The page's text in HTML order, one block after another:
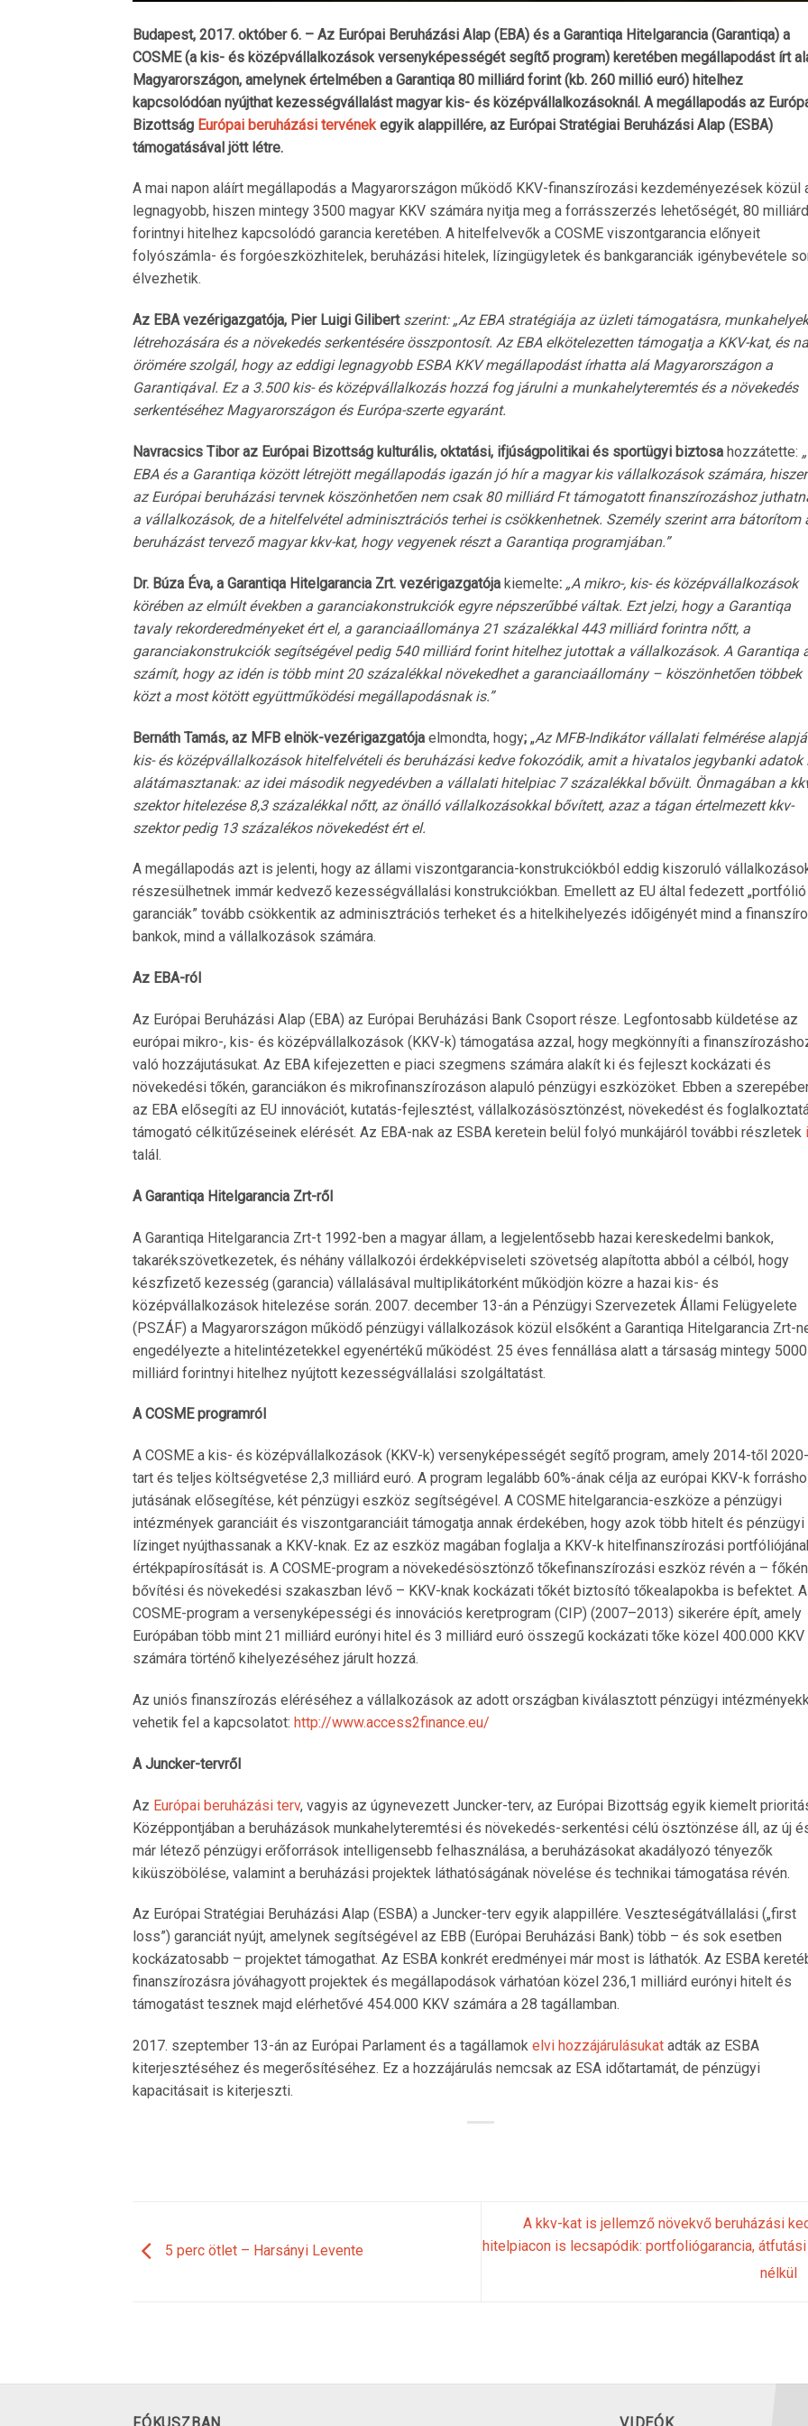
Budapest, 2017. október 6. – Az Európai Beruházási Alap (EBA) és a Garantiqa Hitelgarancia (Garantiqa) a
COSME (a kis- és középvállalkozások versenyképességét segítő program) keretében megállapodást írt
Magyarországon, amelynek értelmében a Garantiqa 80 milliárd forint (kb. 260 millió euró) hitelhez
kapcsolódóan nyújthat kezességvállalást magyar kis- és középvállalkozásoknál. A megállapodás az
Bizottság Európai beruházási tervének egyik alappillére, az Európai Stratégiai Beruházási Alap (ESBA)
támogatásával jött létre.
A mai napon aláírt megállapodás a Magyarországon működő KKV-finanszírozási kezdeményezések közül
legnagyobb, hiszen mintegy 3500 magyar KKV számára nyitja meg a forrásszerzés lehetőségét, 80 milliárd
forintnyi hitelhez kapcsolódó garancia keretében. A hitelfelvevők a COSME viszontgarancia előnyeit
folyószámla- és forgóeszközhitelek, beruházási hitelek, lízingügyletek és bankgaranciák igénybevétele
élvezhetik.
Az EBA vezérigazgatója, Pier Luigi Gilibert szerint: „Az EBA stratégiája az üzleti támogatásra, munkahelyek
létrehozására és a növekedés serkentésére összpontosít. Az EBA elkötelezetten támogatja a KKV-kat, és
örömére szolgál, hogy az eddigi legnagyobb ESBA KKV megállapodást írhatta alá Magyarországon a
Garantiqával. Ez a 3.500 kis- és középvállalkozás hozzá fog járulni a munkahelyteremtés és a növekedés
serkentéséhez Magyarországon és Európa-szerte egyaránt.
Navracsics Tibor az Európai Bizottság kulturális, oktatási, ifjúságpolitikai és sportügyi biztosa hozzátette:
EBA és a Garantiqa között létrejött megállapodás igazán jó hír a magyar kis vállalkozások számára,
az Európai beruházási tervnek köszönhetően nem csak 80 milliárd Ft támogatott finanszírozáshoz
a vállalkozások, de a hitelfelvétel adminisztrációs terhei is csökkenhetnek. Személy szerint arra bátorítom
beruházást tervező magyar kkv-kat, hogy vegyenek részt a Garantiqa programjában.”
Dr. Búza Éva, a Garantiqa Hitelgarancia Zrt. vezérigazgatója kiemelte: „A mikro-, kis- és középvállalkozások
körében az elmúlt években a garanciakonstrukciók egyre népszerűbbé váltak. Ezt jelzi, hogy a Garantiqa
tavaly rekorderedményeket ért el, a garanciaállománya 21 százalékkal 443 milliárd forintra nőtt, a
garanciakonstrukciók segítségével pedig 540 milliárd forint hitelhez jutottak a vállalkozások. A Garantiqa
számít, hogy az idén is több mint 20 százalékkal növekedhet a garanciaállomány – köszönhetően többek
közt a most kötött együttműködési megállapodásnak is.”
Bernáth Tamás, az MFB elnök-vezérigazgatója elmondta, hogy; „Az MFB-Indikátor vállalati felmérése
kis- és középvállalkozások hitelfelvételi és beruházási kedve fokozódik, amit a hivatalos jegybanki adatok
alátámasztanak: az idei második negyedévben a vállalati hitelpiac 7 százalékkal bővült. Önmagában a
szektor hitelezése 8,3 százalékkal nőtt, az önálló vállalkozásokkal bővített, azaz a tágan értelmezett kkv-
szektor pedig 13 százalékos növekedést ért el.
A megállapodás azt is jelenti, hogy az állami viszontgarancia-konstrukciókból eddig kiszoruló
részesülhetnek immár kedvező kezességvállalási konstrukciókban. Emellett az EU által fedezett „portfólió
garanciák” tovább csökkentik az adminisztrációs terheket és a hitelkihelyezés időigényét mind a
bankok, mind a vállalkozások számára.
Az EBA-ról
Az Európai Beruházási Alap (EBA) az Európai Beruházási Bank Csoport része. Legfontosabb küldetése az
európai mikro-, kis- és középvállalkozások (KKV-k) támogatása azzal, hogy megkönnyíti a
való hozzájutásukat. Az EBA kifejezetten e piaci szegmens számára alakít ki és fejleszt kockázati és
növekedési tőkén, garanciákon és mikrofinanszírozáson alapuló pénzügyi eszközöket. Ebben a
az EBA elősegíti az EU innovációt, kutatás-fejlesztést, vállalkozásösztönzést, növekedést és
támogató célkitűzéseinek elérését. Az EBA-nak az ESBA keretein belül folyó munkájáról további részletek
talál.
A Garantiqa Hitelgarancia Zrt-ről
A Garantiqa Hitelgarancia Zrt-t 1992-ben a magyar állam, a legjelentősebb hazai kereskedelmi bankok,
takarékszövetkezetek, és néhány vállalkozói érdekképviseleti szövetség alapította abból a célból, hogy
készfizető kezesség (garancia) vállalásával multiplikátorként működjön közre a hazai kis- és
középvállalkozások hitelezése során. 2007. december 13-án a Pénzügyi Szervezetek Állami Felügyelete
(PSZÁF) a Magyarországon működő pénzügyi vállalkozások közül elsőként a Garantiqa Hitelgarancia Zrt-
engedélyezte a hitelintézetekkel egyenértékű működést. 25 éves fennállása alatt a társaság mintegy 5000
milliárd forintnyi hitelhez nyújtott kezességvállalási szolgáltatást.
A COSME programról
A COSME a kis- és középvállalkozások (KKV-k) versenyképességét segítő program, amely 2014-től
tart és teljes költségvetése 2,3 milliárd euró. A program legalább 60%-ának célja az európai KKV-k
jutásának elősegítése, két pénzügyi eszköz segítségével. A COSME hitelgarancia-eszköze a pénzügyi
intézmények garanciáit és viszontgaranciáit támogatja annak érdekében, hogy azok több hitelt és pénzügyi
lízinget nyújthassanak a KKV-knak. Ez az eszköz magában foglalja a KKV-k hitelfinanszírozási
értékpapírosítását is. A COSME-program a növekedésösztönző tőkefinanszírozási eszköz révén a –
bővítési és növekedési szakaszban lévő – KKV-knak kockázati tőkét biztosító tőkealapokba is befektet. A
COSME-program a versenyképességi és innovációs keretprogram (CIP) (2007–2013) sikerére épít, amely
Európában több mint 21 milliárd eurónyi hitel és 3 milliárd euró összegű kockázati tőke közel 400.000 KKV
számára történő kihelyezéséhez járult hozzá.
Az uniós finanszírozás eléréséhez a vállalkozások az adott országban kiválasztott pénzügyi
vehetik fel a kapcsolatot: http://www.access2finance.eu/
A Juncker-tervről
Az Európai beruházási terv, vagyis az úgynevezett Juncker-terv, az Európai Bizottság egyik kiemelt
Középpontjában a beruházások munkahelyteremtési és növekedés-serkentési célú ösztönzése áll, az új
már létező pénzügyi erőforrások intelligensebb felhasználása, a beruházásokat akadályozó tényezők
kiküszöbölése, valamint a beruházási projektek láthatóságának növelése és technikai támogatása révén.
Az Európai Stratégiai Beruházási Alap (ESBA) a Juncker-terv egyik alappillére. Veszteségátvállalási („first
loss”) garanciát nyújt, amelynek segítségével az EBB (Európai Beruházási Bank) több – és sok esetben
kockázatosabb – projektet támogathat. Az ESBA konkrét eredményei már most is láthatók. Az ESBA
finanszírozásra jóváhagyott projektek és megállapodások várhatóan közel 236,1 milliárd eurónyi hitelt és
támogatást tesznek majd elérhetővé 454.000 KKV számára a 28 tagállamban.
2017. szeptember 13-án az Európai Parlament és a tagállamok elvi hozzájárulásukat adták az ESBA
kiterjesztéséhez és megerősítéséhez. Ez a hozzájárulás nemcsak az ESA időtartamát, de pénzügyi
kapacitásait is kiterjeszti.
5 perc ötlet – Harsányi Levente
A kkv-kat is jellemző növekvő beruházási
hitelpiacon is lecsapódik: portfoliógarancia,
nélkül